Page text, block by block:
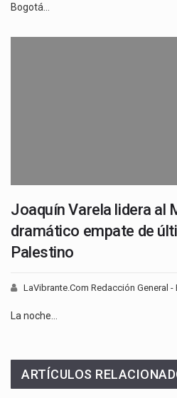
Bogotá…
Joaquín Varela lidera al
dramático empate de
Palestino
LaVibrante.Com Redacción General -
La noche…
ARTÍCULOS